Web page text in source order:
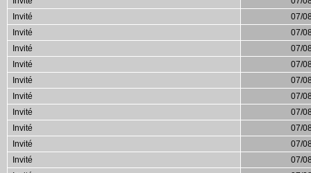
Invité
07/
Invité
07/
Invité
07/
Invité
07/
Invité
07/
Invité
07/
Invité
07/
Invité
07/
Invité
07/
Invité
07/